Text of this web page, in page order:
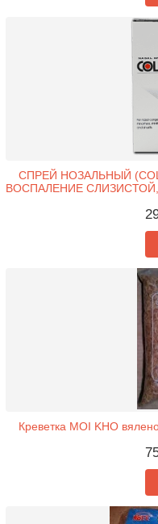
СПРЕЙ НОЗАЛЬНЫЙ
ВОСПАЛЕНИЕ
Креветка MOI KHO